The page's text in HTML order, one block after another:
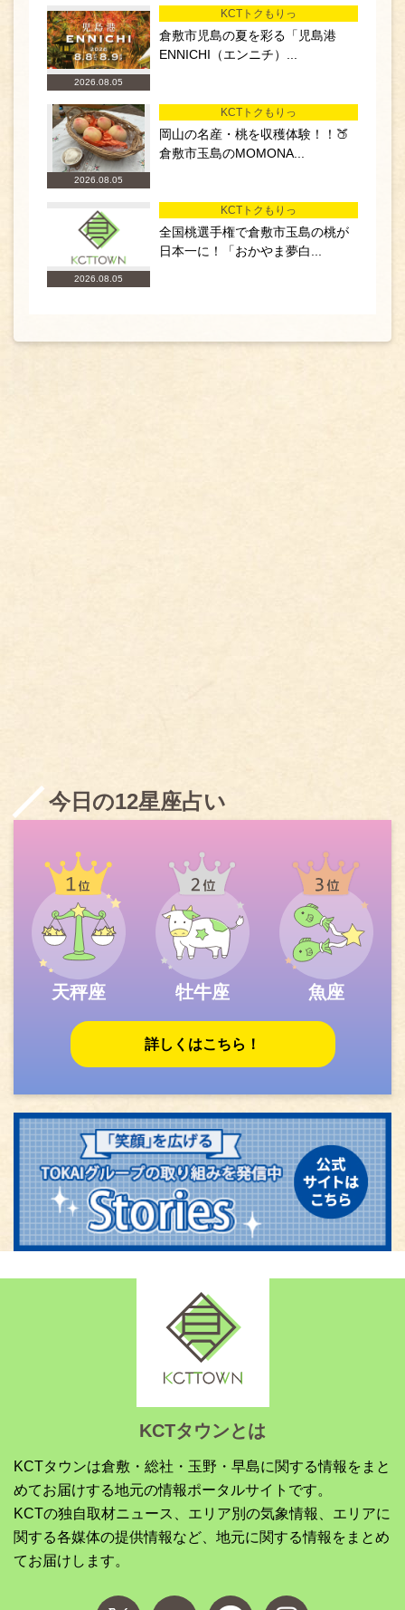
2026.08.05
KCTトクもりっ
倉敷市児島の夏を彩る「児島港
ENNICHI（エンニチ）...
2026.08.05
KCTトクもりっ
岡山の名産・桃を収穫体験！！🍑
倉敷市玉島のMOMONA...
2026.08.05
KCTトクもりっ
全国桃選手権で倉敷市玉島の桃が
日本一に！「おかやま夢白...
今日の12星座占い
天秤座 牡牛座 魚座
詳しくはこちら！
KCTタウンとは
KCTタウンは倉敷・総社・玉野・早島に関する情報をまと
めてお届けする地元の情報ポータルサイトです。
KCTの独自取材ニュース、エリア別の気象情報、エリアに
関する各媒体の提供情報など、地元に関する情報をまとめ
てお届けします。